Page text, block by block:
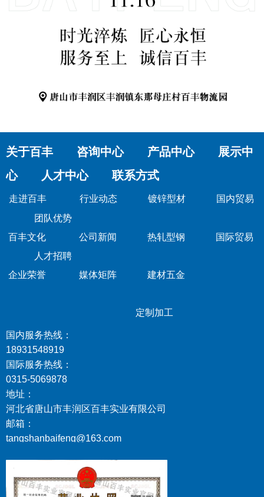
关于百丰 咨询中心 产品中心 展示中
心 人才中心 联系方式
走进百丰 行业动态 镀锌型材
国内贸易
团队优势
百丰文化
公司新闻 热轧型钢
国际贸易
人才招聘
企业荣誉
媒体矩阵 建材五金
定制加工
国内服务热线：
18931548919
国际服务热线：
0315-5069878
地址：
河北省唐山市丰润区百丰实业有限公司
邮箱：
tangshanbaifeng@163.com